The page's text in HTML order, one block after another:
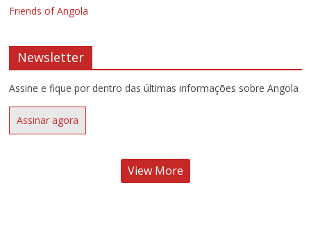
Friends of Angola
Newsletter
Assine e fique por dentro das últimas informações sobre Angola
Assinar agora
View More